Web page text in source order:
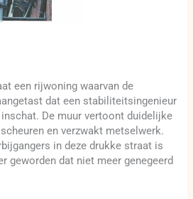
een rijwoning waarvan de
dat een stabiliteitsingenieur
De muur vertoont duidelijke
en verzwakt metselwerk.
in deze drukke straat is
geworden dat niet meer genegeerd